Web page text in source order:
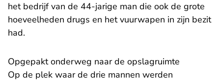
het bedrijf van de 44-jarige man die ook de grote
hoeveelheden drugs en het vuurwapen in zijn bezit
had.
Opgepakt onderweg naar de opslagruimte
Op de plek waar de drie mannen werden